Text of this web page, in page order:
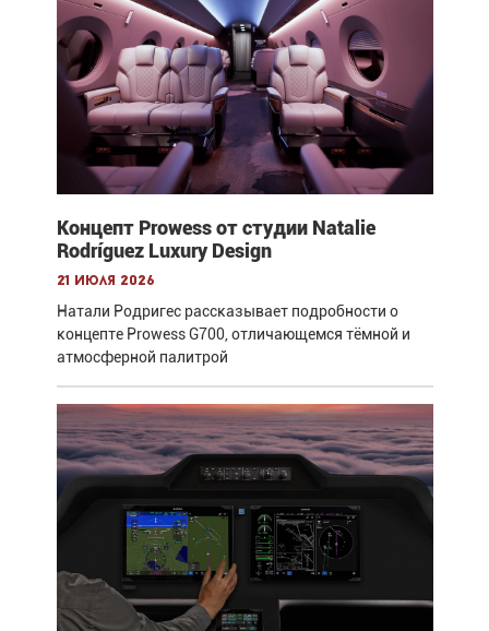
Концепт Prowess от студии Natalie
Rodríguez Luxury Design
21 июля 2026
Натали Родригес рассказывает подробности о
концепте Prowess G700, отличающемся тёмной и
атмосферной палитрой